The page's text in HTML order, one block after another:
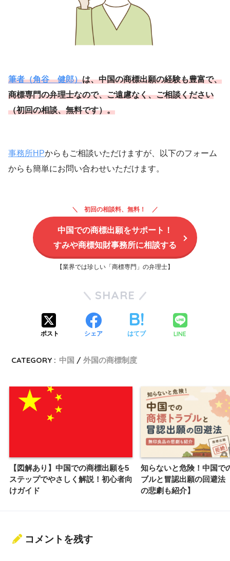
筆者（角谷 健郎）は、中国の商標出願の経験も豊富で、
商標専門の弁理士なので、ご遠慮なく、ご相談ください
（初回の相談、無料です）。
事務所HPからもご相談いただけますが、以下のフォーム
からも簡単にお問い合わせいただけます。
初回の相談料、無料！
中国での商標出願をサポート！
すみや商標知財事務所に相談する
【業界では珍しい「商標専門」の弁理士】
SHARE
ポスト シェア はてブ LINE
CATEGORY : 中国 外国の商標制度
【図解あり】中国での商標出願を5
ステップでやさしく解説！初心者向
けガイド
知らないと危険！中国で
ブルと冒認出願の回避法
の悲劇も紹介】
コメントを残す